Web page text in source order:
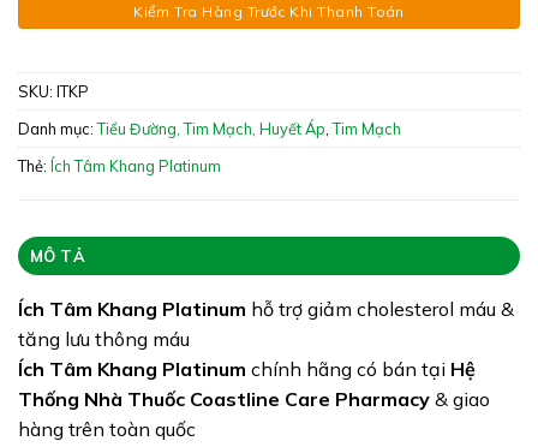
Tình trạng hàng: Còn Hàng
Kiểm Tra Hàng Trước Khi Thanh Toán
SKU: ITKP
Danh mục:Tiểu Đường, Tim Mạch, Huyết Áp ,Tim Mạch
Thẻ: Ích Tâm Khang Platinum
MÔ TẢ
Ích Tâm Khang Platinum hỗ trợ giảm cholesterol máu &
tăng lưu thông máu
Ích Tâm Khang Platinum chính hãng có bán tại Hệ
Thống Nhà Thuốc Coastline Care Pharmacy & giao
hàng trên toàn quốc